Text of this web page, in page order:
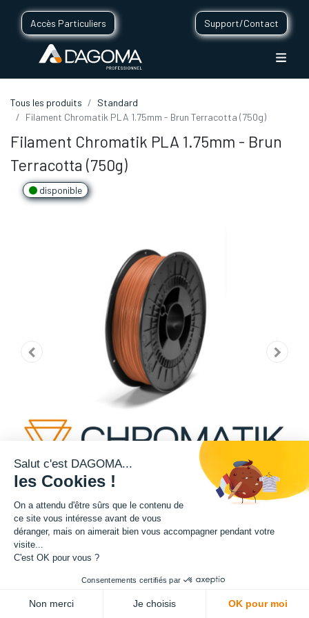
Accès Particuliers Support/Contact
Tous les produits
Standard
Filament Chromatik PLA 1.75mm - Brun Terracotta (750g)
Filament Chromatik PLA 1.75mm - Brun
Terracotta (750g)
disponible
Cette bobine de teinte marron est disponible en format 750g.
Diamètre : 1.75 mm
Salut c'est DAGOMA...
les Cookies !
On a attendu d'être sûrs que le contenu de
ce site vous intéresse avant de vous
déranger, mais on aimerait bien vous accompagner pendant votre
visite...
C'est OK pour vous ?
Consentements certifiés par
Non merci Je choisis OK pour moi